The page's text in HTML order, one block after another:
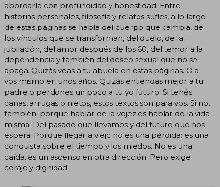
abordarla con profundidad y honestidad. Entre
historias personales, filosofía y relatos sufíes, a lo largo
de estas páginas se habla del cuerpo que cambia, de
los vínculos que se transforman, del duelo, de la
jubilación, del amor después de los 60, del temor a la
dependencia y también del deseo sexual que no se
apaga. Quizás veas a tu abuela en estas páginas. O a
vos mismo en unos años. Quizás entiendas mejor a tu
padre o perdones un poco a tu yo futuro. Si tenés
canas, arrugas o nietos, estos textos son para vos. Si no,
también: porque hablar de la vejez es hablar de la vida
misma. Del pasado que llevamos y del futuro que nos
espera. Porque llegar a viejo no es una pérdida: es una
conquista sobre el tiempo y los miedos. No es una
caída, es un ascenso en otra dirección. Pero exige
coraje y dignidad.